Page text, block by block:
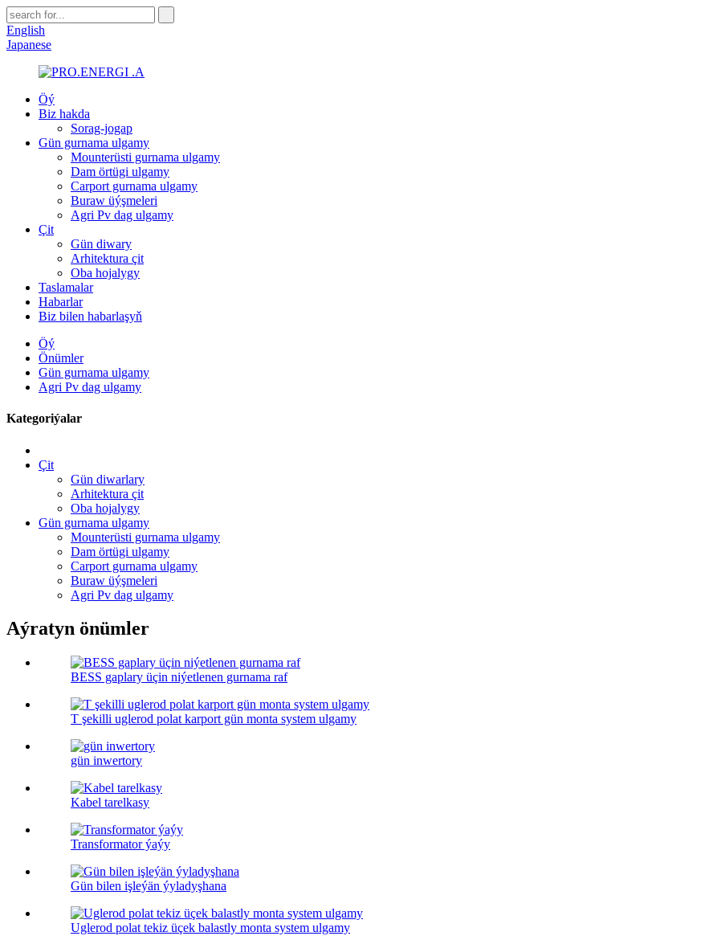
English
Japanese
Öý
Biz hakda
Sorag-jogap
Gün gurnama ulgamy
Mounterüsti gurnama ulgamy
Dam örtügi ulgamy
Carport gurnama ulgamy
Buraw üýşmeleri
Agri Pv dag ulgamy
Çit
Gün diwary
Arhitektura çit
Oba hojalygy
Taslamalar
Habarlar
Biz bilen habarlaşyň
Öý
Önümler
Gün gurnama ulgamy
Agri Pv dag ulgamy
Kategoriýalar
Çit
Gün diwarlary
Arhitektura çit
Oba hojalygy
Gün gurnama ulgamy
Mounterüsti gurnama ulgamy
Dam örtügi ulgamy
Carport gurnama ulgamy
Buraw üýşmeleri
Agri Pv dag ulgamy
Aýratyn önümler
BESS gaplary üçin niýetlenen gurnama raf
T şekilli uglerod polat karport gün monta system ulgamy
gün inwertory
Kabel tarelkasy
Transformator ýaýy
Gün bilen işleýän ýyladyşhana
Uglerod polat tekiz üçek balastly monta system ulgamy